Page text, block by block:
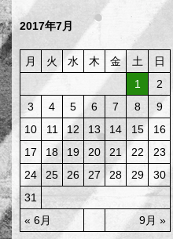
2017年7月
月 火 水 木 金 土 日
« 6月 9月 »
1
2
3
4 5 6 7 8
9
10
11 12 13 14 15
16
17
18 19 20 21 22
23
24
25 26 27 28 29
30
31